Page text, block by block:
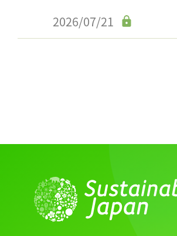
2026/07/21